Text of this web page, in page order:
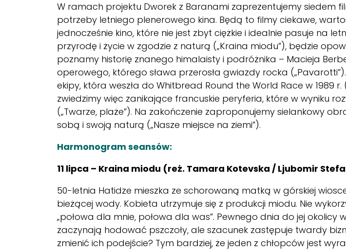
W ramach projektu Dworek z Baranami zaprezentujemy siedem
potrzeby letniego plenerowego kina. Będą to filmy ciekawe,
jednocześnie kino, które nie jest zbyt ciężkie i idealnie pasuje na
przyrodę i życie w zgodzie z naturą („Kraina miodu”), będzie
poznamy historię znanego himalaisty i podróżnika – Macieja
operowego, którego sława przerosła gwiazdy rocka
ekipy, która weszła do Whitbread Round the World Race w 1989
zwiedzimy więc zanikające francuskie peryferia, które w wyniku
(„Twarze, plaże”). Na zakończenie zaproponujemy sielankowy
sobą i swoją naturą („Nasze miejsce na ziemi”).
Harmonogram seansów:
11 lipca – Kraina miodu (reż. Tamara Kotevska / Ljubomir
50-letnia Hatidze mieszka ze schorowaną matką w górskiej
bieżącej wody. Kobieta utrzymuje się z produkcji miodu. Nie
„połowa dla mnie, połowa dla was”. Pewnego dnia do jej
zaczynają hodować pszczoły, ale szacunek zastępuje twardy
zmienić ich podejście? Tym bardziej, że jeden z chłopców jest